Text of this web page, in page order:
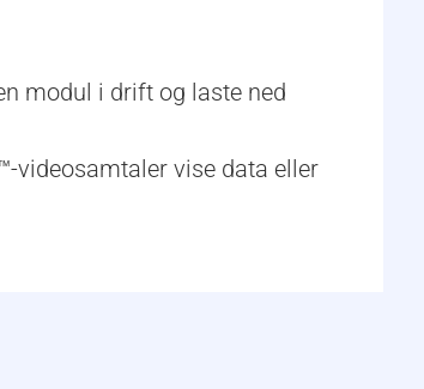
modul i drift og laste ned
videosamtaler vise data eller